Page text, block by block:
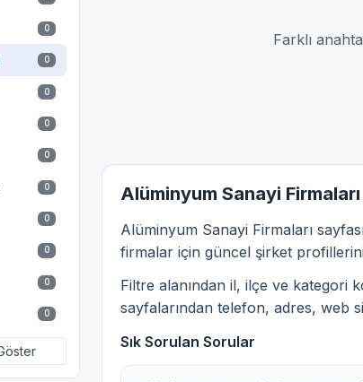
0
0
0
0
0
0
0
0
0
0
Farklı
Alüminyum Sanayi Firmaları
Alüminyum Sanayi Firmaları
firmalar için güncel şirket
Filtre alanından il, ilçe ve kategori
sayfalarından telefon, adres, web
Sık Sorulan Sorular